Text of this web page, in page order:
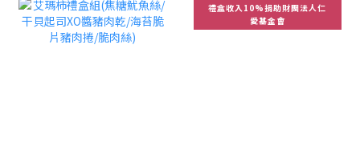
禮盒收入10%捐助財團法人仁
愛基金會